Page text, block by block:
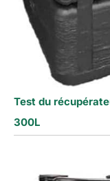
Test du
300L